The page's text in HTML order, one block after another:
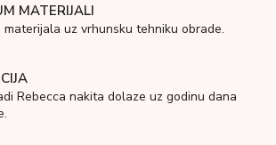
MATERIJALI
materijala uz vrhunsku tehniku obrade.
Rebecca nakita dolaze uz godinu dana